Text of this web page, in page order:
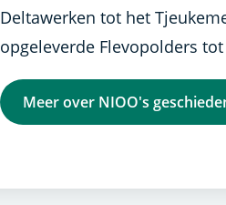
Deltawerken tot het
opgeleverde Flevopolders
Meer over NIOO's